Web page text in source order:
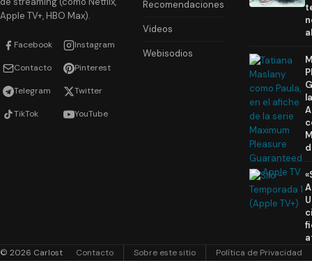
Apple TV+, HBO Max).
Facebook Instagram
Contacto Pinterest
Telegram Twitter
TikTok YouTube
Recomendaciones
Videos
Webisodios
© 2026 Carlost Contacto Sobre este sitio Política de Privacidad